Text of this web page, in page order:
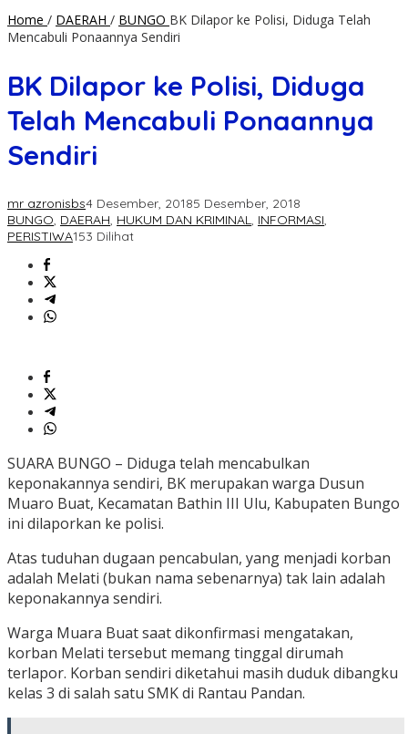
Home / DAERAH / BUNGO BK Dilapor ke Polisi, Diduga Telah
Mencabuli Ponaannya Sendiri
BK Dilapor ke Polisi, Diduga
Telah Mencabuli Ponaannya
Sendiri
mr azronisbs4 Desember, 20185 Desember, 2018
BUNGO, DAERAH, HUKUM DAN KRIMINAL, INFORMASI,
PERISTIWA153 Dilihat
SUARA BUNGO – Diduga telah mencabulkan
keponakannya sendiri, BK merupakan warga Dusun
Muaro Buat, Kecamatan Bathin III Ulu, Kabupaten Bungo
ini dilaporkan ke polisi.
Atas tuduhan dugaan pencabulan, yang menjadi korban
adalah Melati (bukan nama sebenarnya) tak lain adalah
keponakannya sendiri.
Warga Muara Buat saat dikonfirmasi mengatakan,
korban Melati tersebut memang tinggal dirumah
terlapor. Korban sendiri diketahui masih duduk dibangku
kelas 3 di salah satu SMK di Rantau Pandan.